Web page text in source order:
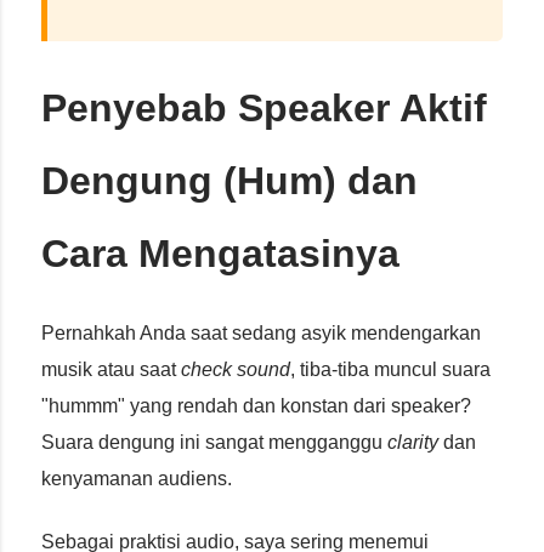
Penyebab Speaker Aktif
Dengung (Hum) dan
Cara Mengatasinya
Pernahkah Anda saat sedang asyik mendengarkan
musik atau saatcheck sound, tiba-tiba muncul suara
"hummm" yang rendah dan konstan dari speaker?
Suara dengung ini sangat mengganggu claritydan
kenyamanan audiens.
Sebagai praktisi audio, saya sering menemui